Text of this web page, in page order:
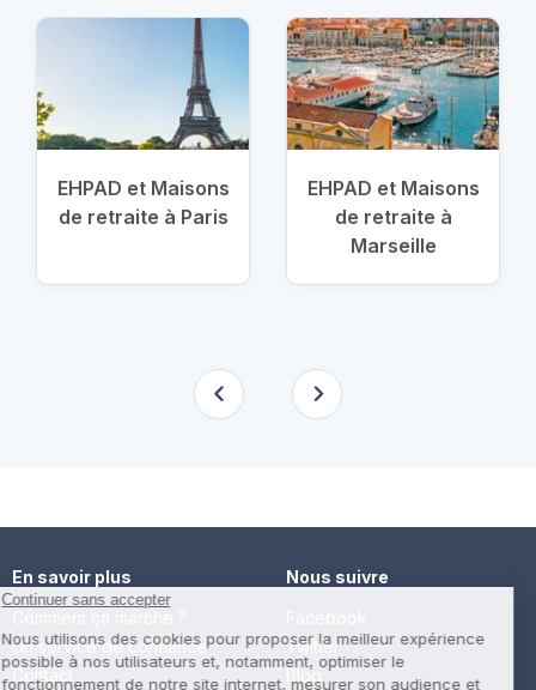
EHPAD et Maisons
de retraite à Paris
EHPAD et Maisons
de retraite à
Marseille
En savoir plus
Un service de confiance
Contact
Nous suivre
Twitter
Blog